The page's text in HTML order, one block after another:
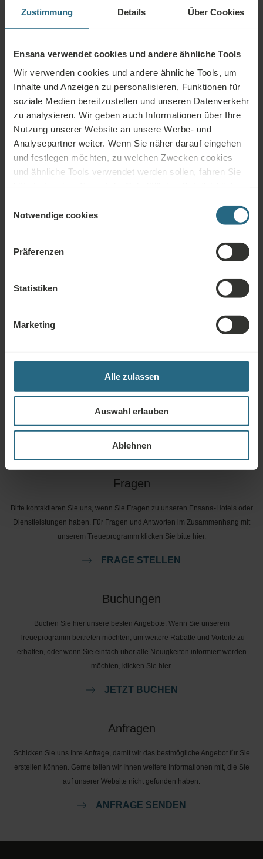
Zustimmung Details Über Cookies
Ensana verwendet cookies und andere ähnliche Tools
Wir verwenden cookies und andere ähnliche Tools, um
Inhalte und Anzeigen zu personalisieren, Funktionen für
soziale Medien bereitzustellen und unseren Datenverkehr
zu analysieren. Wir geben auch Informationen über Ihre
Nutzung unserer Website an unsere Werbe- und
Analysepartner weiter. Wenn Sie näher darauf eingehen
und festlegen möchten, zu welchen Zwecken cookies
und ähnliche Tools verwendet werden sollen, fahren Sie
Schaltfläche „Alle aktivieren“ fort.
Notwendige cookies
Präferenzen
Statistiken
Marketing
Alle zulassen
Auswahl erlauben
Ablehnen
Wellness
Dienstleistungen
WLAN Restaurant Bar
Tagungsräume
24h
Rezeption
Behindertengerecht
Nicht-
Raucher
Haustierfreundlich
Marienbad Kur & Spa Card bietet regelmäßigen
Informationsgesprächen, Themenvorträgen, Musikabende
Hotels in Marienbad
Fragen
Bitte kontaktieren Sie uns, wenn Sie Fragen zu unseren Ensana-Hotels oder
Dienstleistungen haben. Für Fragen und Antworten im Zusammenhang mit
unserem Treueprogramm klicken Sie bitte hier.
FRAGE STELLEN
Buchungen
Buchen Sie hier unsere besten Angebote. Wenn Sie unserem
Treueprogramm beitreten möchten, um weitere Rabatte und Vorteile zu
erhalten, oder wenn Sie einfach über alle Neuigkeiten informiert werden
möchten, klicken Sie hier.
JETZT BUCHEN
Anfragen
Schicken Sie uns Ihre Anfrage, damit wir das bestmögliche Angebot für Sie
erstellen können. Gerne teilen wir Ihnen weitere Informationen mit, die Sie
auf unserer Website nicht gefunden haben.
ANFRAGE SENDEN